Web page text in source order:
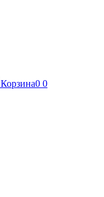
Корзина0 0